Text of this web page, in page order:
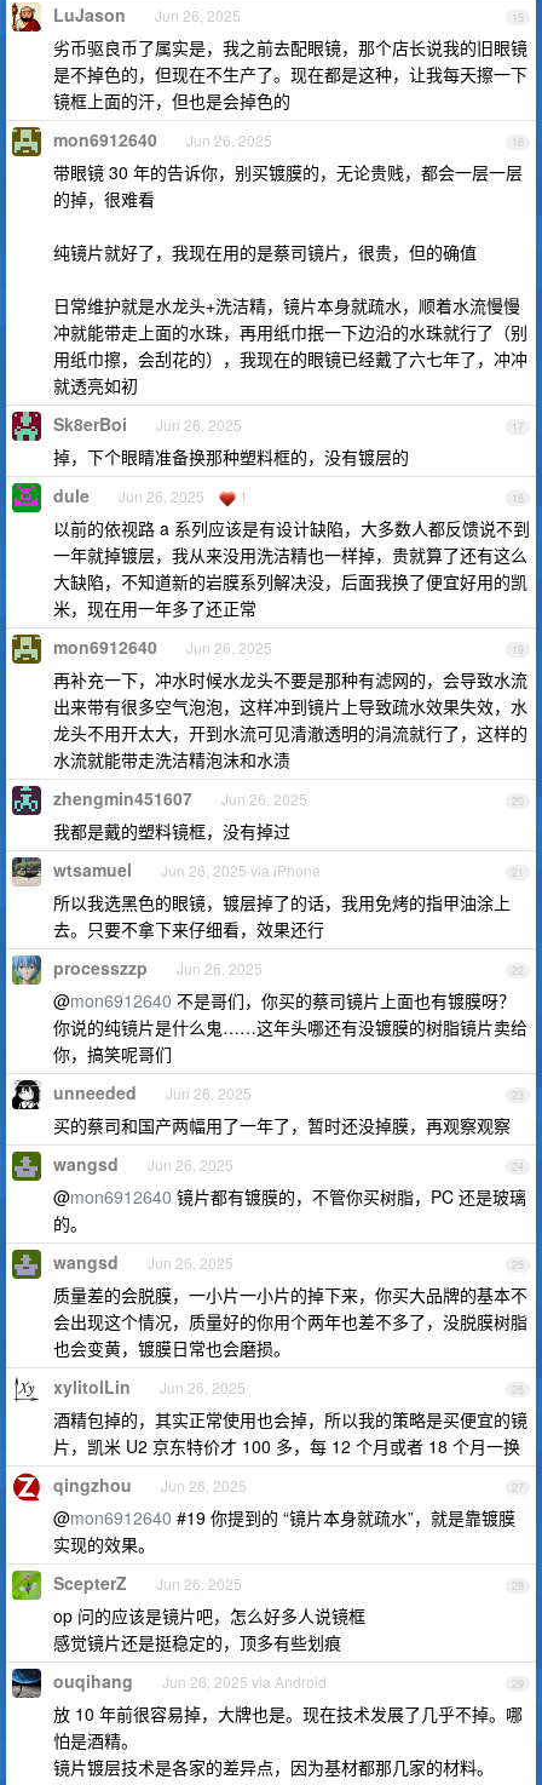
15
LuJason Jun 26, 2025
劣币驱良币了属实是，我之前去配眼镜，那个店长说我的旧眼镜
是不掉色的，但现在不生产了。现在都是这种，让我每天擦一下
镜框上面的汗，但也是会掉色的
16
mon6912640 Jun 26, 2025
带眼镜 30 年的告诉你，别买镀膜的，无论贵贱，都会一层一层
的掉，很难看
纯镜片就好了，我现在用的是蔡司镜片，很贵，但的确值
日常维护就是水龙头+洗洁精，镜片本身就疏水，顺着水流慢慢
冲就能带走上面的水珠，再用纸巾抿一下边沿的水珠就行了（别
用纸巾擦，会刮花的），我现在的眼镜已经戴了六七年了，冲冲
就透亮如初
17
Sk8erBoi Jun 26, 2025
掉，下个眼睛准备换那种塑料框的，没有镀层的
18
dule Jun 26, 2025 1
以前的依视路 a 系列应该是有设计缺陷，大多数人都反馈说不到
一年就掉镀层，我从来没用洗洁精也一样掉，贵就算了还有这么
大缺陷，不知道新的岩膜系列解决没，后面我换了便宜好用的凯
米，现在用一年多了还正常
19
mon6912640 Jun 26, 2025
再补充一下，冲水时候水龙头不要是那种有滤网的，会导致水流
出来带有很多空气泡泡，这样冲到镜片上导致疏水效果失效，水
龙头不用开太大，开到水流可见清澈透明的涓流就行了，这样的
水流就能带走洗洁精泡沫和水渍
20
zhengmin451607 Jun 26, 2025
我都是戴的塑料镜框，没有掉过
21
wtsamuel Jun 26, 2025 via iPhone
所以我选黑色的眼镜，镀层掉了的话，我用免烤的指甲油涂上
去。只要不拿下来仔细看，效果还行
22
processzzp Jun 26, 2025
@mon6912640 不是哥们，你买的蔡司镜片上面也有镀膜呀？
你说的纯镜片是什么鬼……这年头哪还有没镀膜的树脂镜片卖给
你，搞笑呢哥们
23
unneeded Jun 26, 2025
买的蔡司和国产两幅用了一年了，暂时还没掉膜，再观察观察
24
wangsd Jun 26, 2025
@mon6912640 镜片都有镀膜的，不管你买树脂，PC 还是玻璃
的。
25
wangsd Jun 26, 2025
质量差的会脱膜，一小片一小片的掉下来，你买大品牌的基本不
会出现这个情况，质量好的你用个两年也差不多了，没脱膜树脂
也会变黄，镀膜日常也会磨损。
26
xylitolLin Jun 26, 2025
酒精包掉的，其实正常使用也会掉，所以我的策略是买便宜的镜
片，凯米 U2 京东特价才 100 多，每 12 个月或者 18 个月一换
27
qingzhou Jun 26, 2025
@mon6912640 #19 你提到的 “镜片本身就疏水”，就是靠镀膜
实现的效果。
28
ScepterZ Jun 26, 2025
op 问的应该是镜片吧，怎么好多人说镜框
感觉镜片还是挺稳定的，顶多有些划痕
29
ouqihang Jun 26, 2025 via Android
放 10 年前很容易掉，大牌也是。现在技术发展了几乎不掉。哪
怕是酒精。
镜片镀层技术是各家的差异点，因为基材都那几家的材料。